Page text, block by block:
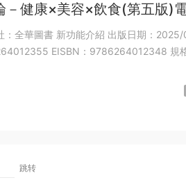
健康×美容×飲食(第五版)
：全華圖書 新功能介紹 出版日期：
語言：繁體中文 詳細資料
跳转